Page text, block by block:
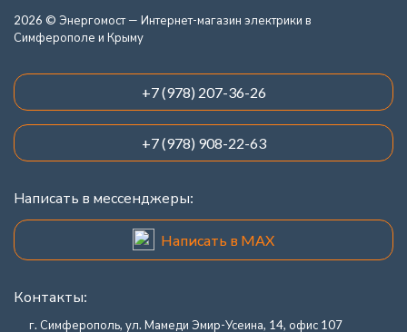
2026 © Энергомост — Интернет-магазин электрики в
Симферополе и Крыму
+7 (978) 207-36-26
+7 (978) 908-22-63
Написать в мессенджеры:
Написать в MAX
Контакты:
г. Симферополь, ул. Мамеди Эмир-Усеина, 14, офис 107